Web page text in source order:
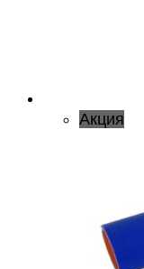
Акция